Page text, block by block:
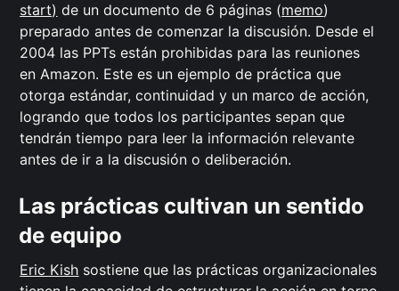
start) de un documento de 6 páginas (memo)
preparado antes de comenzar la discusión. Desde el
2004 las PPTs están prohibidas para las reuniones
en Amazon. Este es un ejemplo de práctica que
otorga estándar, continuidad y un marco de acción,
logrando que todos los participantes sepan que
tendrán tiempo para leer la información relevante
antes de ir a la discusión o deliberación.
Las prácticas cultivan un sentido
de equipo
Eric Kish sostiene que las prácticas organizacionales